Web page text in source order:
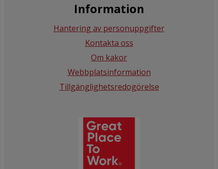
Information
Hantering av personuppgifter
Kontakta oss
Om kakor
Webbplatsinformation
Tillgänglighetsredogörelse